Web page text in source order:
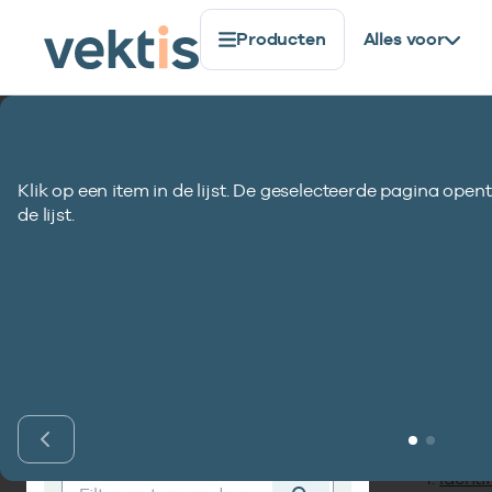
Producten Alles voor
COD073-VEKT
Vind codelijst
Vind codelijst
Klik op een item in de lijst. De geselecteerde pagina
de lijst.